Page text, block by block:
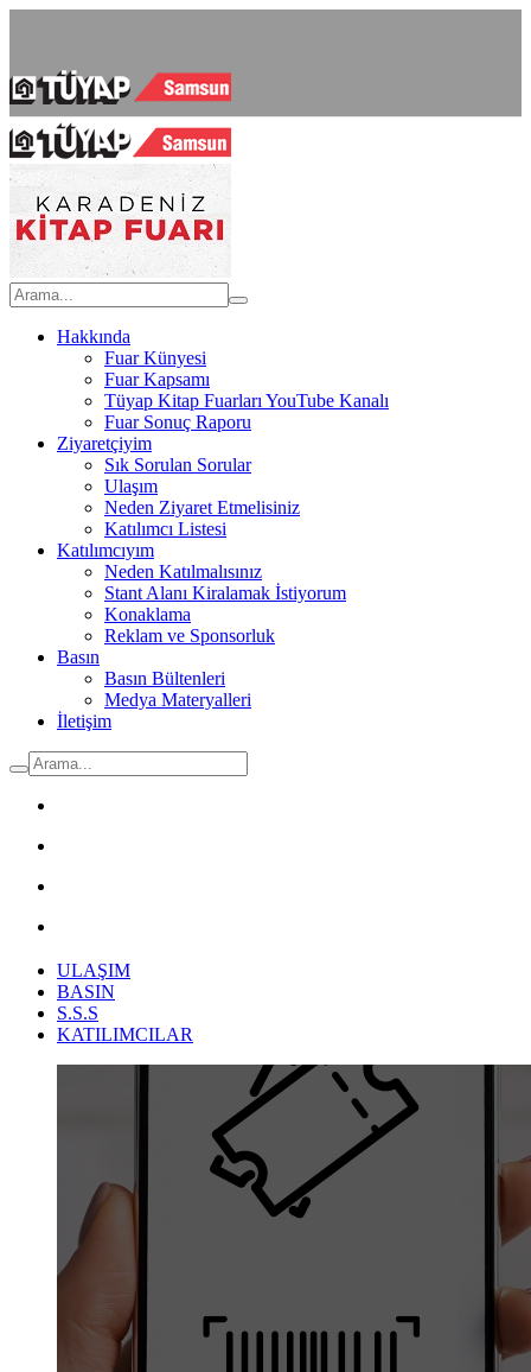
Hakkında
Fuar Künyesi
Fuar Kapsamı
Tüyap Kitap Fuarları YouTube Kanalı
Fuar Sonuç Raporu
Ziyaretçiyim
Sık Sorulan Sorular
Ulaşım
Neden Ziyaret Etmelisiniz
Katılımcı Listesi
Katılımcıyım
Neden Katılmalısınız
Stant Alanı Kiralamak İstiyorum
Konaklama
Reklam ve Sponsorluk
Basın
Basın Bültenleri
Medya Materyalleri
İletişim
ULAŞIM
BASIN
S.S.S
KATILIMCILAR